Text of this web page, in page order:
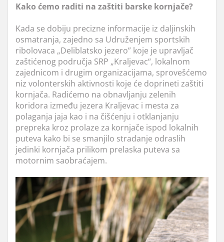
Kako ćemo raditi na zaštiti barske kornjače?
Kada se dobiju precizne informacije iz daljinskih
osmatranja, zajedno sa Udruženjem sportskih
ribolovaca „Deliblatsko jezero” koje je upravljač
zaštićenog područja SRP „Kraljevac“, lokalnom
zajednicom i drugim organizacijama, sprovešćemo
niz volonterskih aktivnosti koje će doprineti zaštiti
kornjača. Radićemo na obnavljanju zelenih
koridora između jezera Kraljevac i mesta za
polaganja jaja kao i na čišćenju i otklanjanju
prepreka kroz prolaze za kornjače ispod lokalnih
puteva kako bi se smanjilo stradanje odraslih
jedinki kornjača prilikom prelaska puteva sa
motornim saobraćajem.